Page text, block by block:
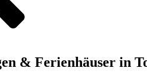
& Ferienhäuser in